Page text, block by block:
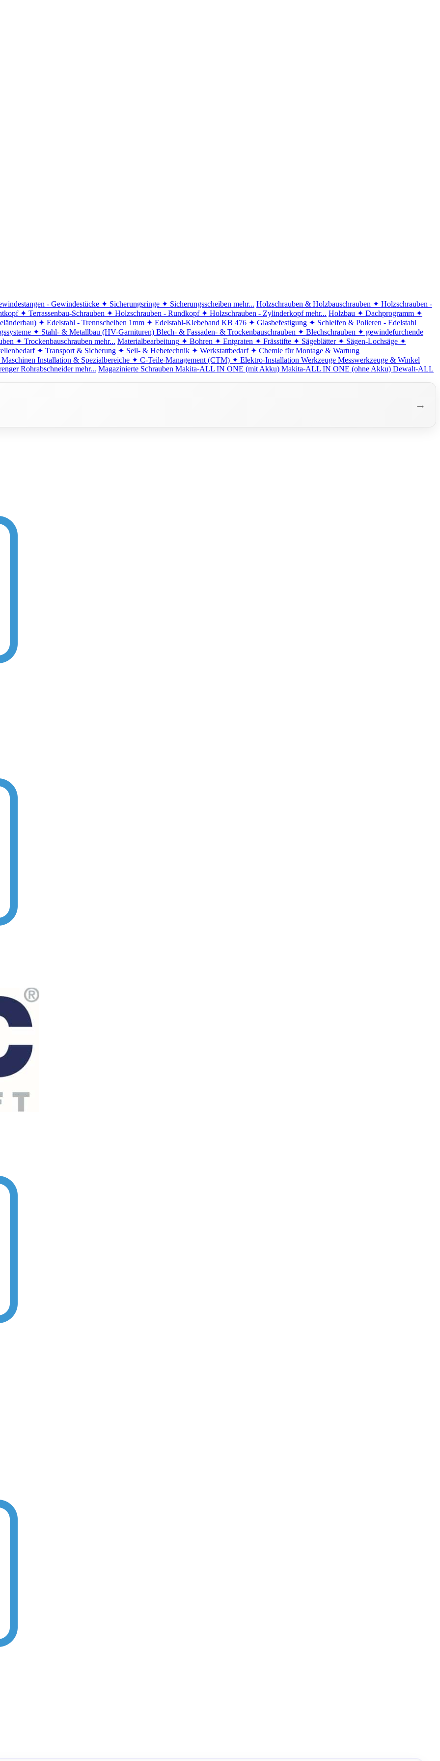
- Gewindestücke ✦ Sicherungsringe ✦ Sicherungsscheiben mehr... Holzschrauben & Holzbauschrauben ✦ Holzschrauben -
✦ Terrassenbau-Schrauben ✦ Holzschrauben - Rundkopf ✦ Holzschrauben - Zylinderkopf mehr... Holzbau ✦ Dachprogramm ✦
✦ Edelstahl - Trennscheiben 1mm ✦ Edelstahl-Klebeband KB 476 ✦ Glasbefestigung ✦ Schleifen & Polieren - Edelstahl
✦ Stahl- & Metallbau (HV-Garnituren) Blech- & Fassaden- & Trockenbauschrauben ✦ Blechschrauben ✦ gewindefurchende
✦ Trockenbauschrauben mehr... Materialbearbeitung ✦ Bohren ✦ Entgraten ✦ Frässtifte ✦ Sägeblätter ✦ Sägen-Lochsäge ✦
✦ Transport & Sicherung ✦ Seil- & Hebetechnik ✦ Werkstattbedarf ✦ Chemie für Montage & Wartung
Installation & Spezialbereiche ✦ C-Teile-Management (CTM) ✦ Elektro-Installation Werkzeuge Messwerkzeuge & Winkel
Rohrabschneider mehr... Magazinierte Schrauben Makita-ALL IN ONE (mit Akku) Makita-ALL IN ONE (ohne Akku) Dewalt-ALL
→